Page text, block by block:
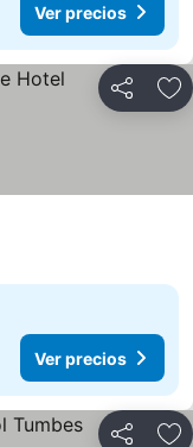
Ver precios
Compartir
Ver precios